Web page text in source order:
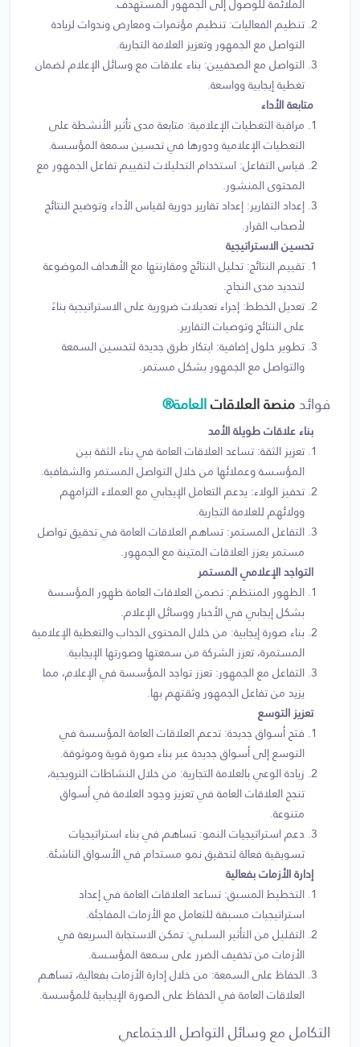
تنظيم الفعاليات: تنظيم مؤتمرات ومعارض وندوات لزيادة
التواصل مع الجمهور وتعزيز العلامة التجارية.
التواصل مع الصحفيين: بناء علاقات مع وسائل الإعلام لضمان
تغطية إيجابية وواسعة.
متابعة الأداء
مراقبة التغطيات الإعلامية: متابعة مدى تأثير الأنشطة على
التغطيات الإعلامية ودورها في تحسين سمعة المؤسسة.
قياس التفاعل: استخدام التحليلات لتقييم تفاعل الجمهور مع
المحتوى المنشور.
إعداد التقارير: إعداد تقارير دورية لقياس الأداء وتوضيح النتائج
لأصحاب القرار.
تحسين الاستراتيجية
تقييم النتائج: تحليل النتائج ومقارنتها مع الأهداف الموضوعة
لتحديد مدى النجاح.
تعديل الخطط: إجراء تعديلات ضرورية على الاستراتيجية بناءً
على النتائج وتوصيات التقارير.
تطوير حلول إضافية: ابتكار طرق جديدة لتحسين السمعة
والتواصل مع الجمهور بشكل مستمر.
فوائدمنصة العلاقاتالعامة®
بناء علاقات طويلة الأمد
تعزيز الثقة: تساعد العلاقات العامة في بناء الثقة بين
المؤسسة وعملائها من خلال التواصل المستمر والشفافية.
تحفيز الولاء: يدعم التعامل الإيجابي مع العملاء التزامهم
وولائهم للعلامة التجارية.
التفاعل المستمر: تساهم العلاقات العامة في تحقيق تواصل
مستمر يعزز العلاقات المتينة مع الجمهور.
التواجد الإعلامي المستمر
الظهور المنتظم: تضمن العلاقات العامة ظهور المؤسسة
بشكل إيجابي في الأخبار ووسائل الإعلام.
بناء صورة إيجابية: من خلال المحتوى الجذاب والتغطية الإعلامية
المستمرة، تعزز الشركة من سمعتها وصورتها الإيجابية.
التفاعل مع الجمهور: تعزز تواجد المؤسسة في الإعلام، مما
يزيد من تفاعل الجمهور وثقتهم بها.
تعزيز التوسع
فتح أسواق جديدة: تدعم العلاقات العامة المؤسسة في
التوسع إلى أسواق جديدة عبر بناء صورة قوية وموثوقة.
زيادة الوعي بالعلامة التجارية: من خلال النشاطات الترويجية،
تنجح العلاقات العامة في تعزيز وجود العلامة في أسواق
متنوعة.
دعم استراتيجيات النمو: تساهم في بناء استراتيجيات
تسويقية فعالة لتحقيق نمو مستدام في الأسواق الناشئة.
إدارة الأزمات بفعالية
التخطيط المسبق: تساعد العلاقات العامة في إعداد
استراتيجيات مسبقة للتعامل مع الأزمات المفاجئة.
التقليل من التأثير السلبي: تمكن الاستجابة السريعة في
الأزمات من تخفيف الضرر على سمعة المؤسسة.
الحفاظ على السمعة: من خلال إدارة الأزمات بفعالية، تساهم
العلاقات العامة في الحفاظ على الصورة الإيجابية للمؤسسة.
التكامل مع وسائل التواصل الاجتماعي